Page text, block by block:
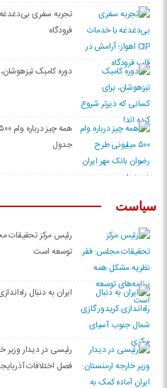
فرودگاه
دوره کامبک
جدول
سیاست
رئیس مرکز تحقیقات
توسعه‌ است
ایران به دنبال
رئیسی در دیدار وزیر
فصل اختلافات